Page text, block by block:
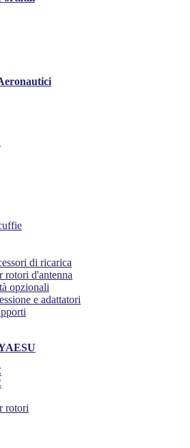
di ricarica
rotori d'antenna
opzionali
e adattatori
rotori